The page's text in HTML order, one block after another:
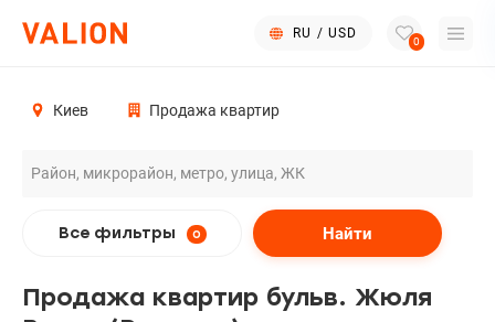
RU / USD
0
Киев Продажа квартир
Все фильтры 0 Найти
Продажа квартир бульв. Жюля